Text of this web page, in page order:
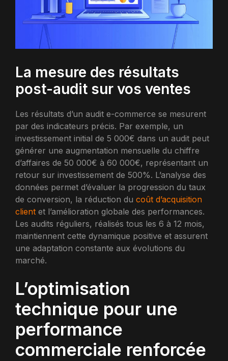
La mesure des résultats
post-audit sur vos ventes
Les résultats d’un audit e-commerce se mesurent
par des indicateurs précis. Par exemple, un
investissement initial de 5 000€ dans un audit peut
générer une augmentation mensuelle du chiffre
d’affaires de 50 000€ à 60 000€, représentant un
retour sur investissement de 500%. L’analyse des
données permet d’évaluer la progression du taux
de conversion, la réduction du coût d’acquisition
client et l’amélioration globale des performances.
Les audits réguliers, réalisés tous les 6 à 12 mois,
maintiennent cette dynamique positive et assurent
une adaptation constante aux évolutions du
marché.
L’optimisation
technique pour une
performance
commerciale renforcée